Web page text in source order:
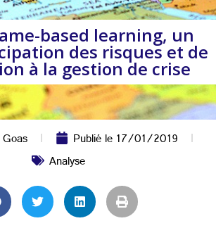
based learning, un
des risques et de
à la gestion de crise
Publié le17/01/2019
Analyse